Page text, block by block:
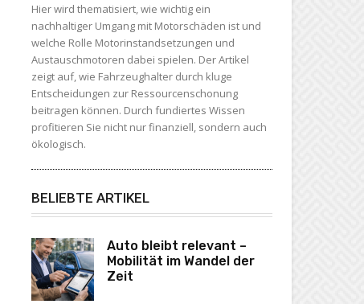
Hier wird thematisiert, wie wichtig ein
nachhaltiger Umgang mit Motorschäden ist und
welche Rolle Motorinstandsetzungen und
Austauschmotoren dabei spielen. Der Artikel
zeigt auf, wie Fahrzeughalter durch kluge
Entscheidungen zur Ressourcenschonung
beitragen können. Durch fundiertes Wissen
profitieren Sie nicht nur finanziell, sondern auch
ökologisch.
BELIEBTE ARTIKEL
Auto bleibt relevant –
Mobilität im Wandel der
Zeit